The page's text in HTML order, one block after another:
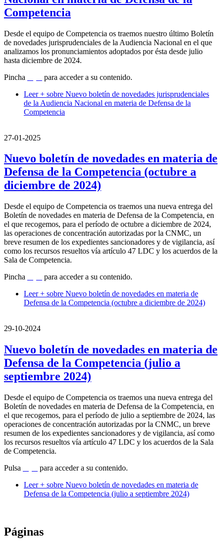
Competencia
Desde el equipo de Competencia os traemos nuestro último Boletín
de novedades jurisprudenciales de la Audiencia Nacional en el que
analizamos los pronunciamientos adoptados por ésta desde julio
hasta diciembre de 2024.
Pincha
para acceder a su contenido.
Leer + sobre Nuevo boletín de novedades jurisprudenciales
de la Audiencia Nacional en materia de Defensa de la
Competencia
27-01-2025
Nuevo boletín de novedades en materia de
Defensa de la Competencia (octubre a
diciembre de 2024)
Desde el equipo de Competencia os traemos una nueva entrega del
Boletín de novedades en materia de Defensa de la Competencia, en
el que recogemos, para el período de octubre a diciembre de 2024,
las operaciones de concentración autorizadas por la CNMC, un
breve resumen de los expedientes sancionadores y de vigilancia, así
como los recursos resueltos vía artículo 47 LDC y los acuerdos de la
Sala de Competencia.
Pincha
para acceder a su contenido.
Leer + sobre Nuevo boletín de novedades en materia de
Defensa de la Competencia (octubre a diciembre de 2024)
29-10-2024
Nuevo boletín de novedades en materia de
Defensa de la Competencia (julio a
septiembre 2024)
Desde el equipo de Competencia os traemos una nueva entrega del
Boletín de novedades en materia de Defensa de la Competencia, en
el que recogemos, para el período de julio a septiembre de 2024, las
operaciones de concentración autorizadas por la CNMC, un breve
resumen de los expedientes sancionadores y de vigilancia, así como
los recursos resueltos vía artículo 47 LDC y los acuerdos de la Sala
de Competencia.
Pulsa
para acceder a su contenido.
Leer + sobre Nuevo boletín de novedades en materia de
Defensa de la Competencia (julio a septiembre 2024)
Páginas